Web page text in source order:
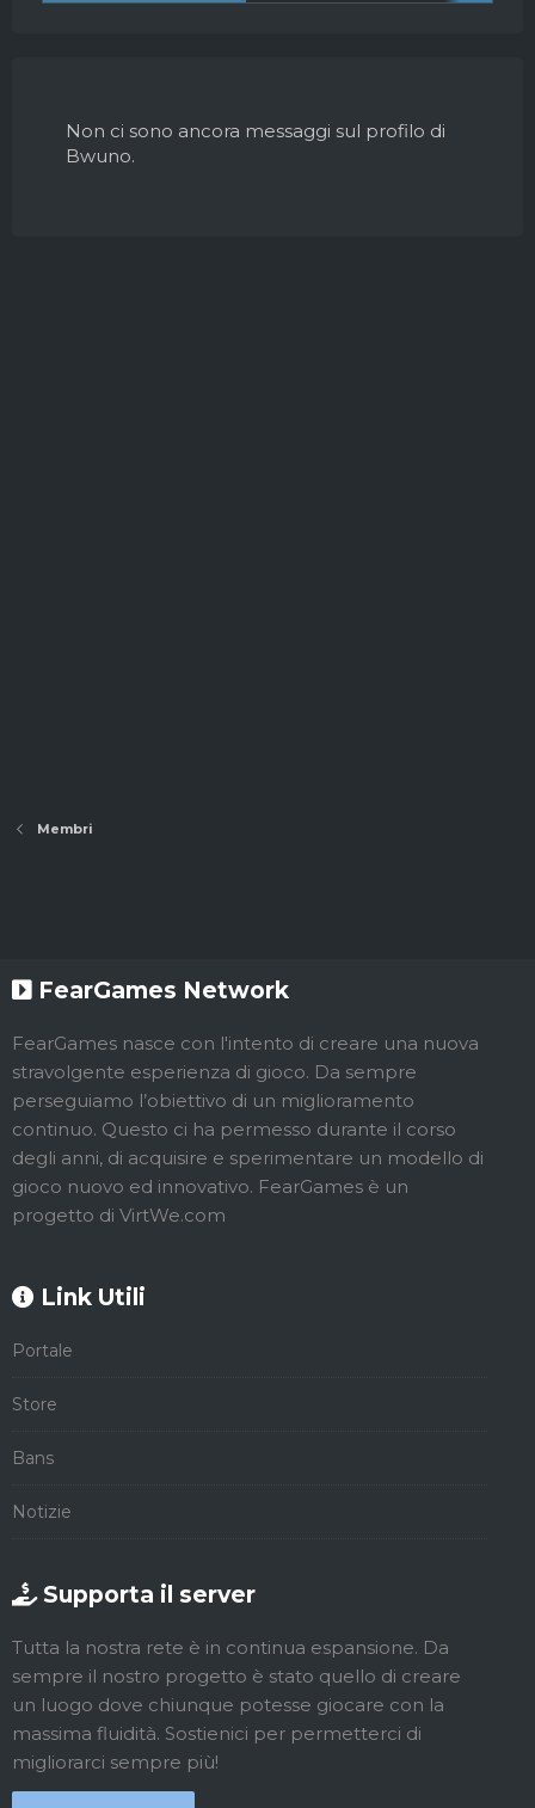
Non ci sono ancora messaggi sul profilo di
Bwuno.
Membri
FearGames Network
FearGames nasce con l'intento di creare una nuova
stravolgente esperienza di gioco. Da sempre
perseguiamo l’obiettivo di un miglioramento
continuo. Questo ci ha permesso durante il corso
degli anni, di acquisire e sperimentare un modello di
gioco nuovo ed innovativo. FearGames è un
progetto di VirtWe.com
Link Utili
Portale
Store
Bans
Notizie
Supporta il server
Tutta la nostra rete è in continua espansione. Da
sempre il nostro progetto è stato quello di creare
un luogo dove chiunque potesse giocare con la
massima fluidità. Sostienici per permetterci di
migliorarci sempre più!